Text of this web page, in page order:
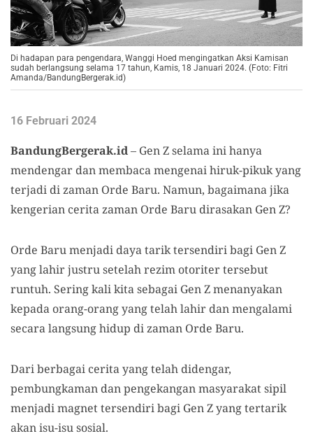
Di hadapan para pengendara, Wanggi Hoed mengingatkan Aksi Kamisan
sudah berlangsung selama 17 tahun, Kamis, 18 Januari 2024. (Foto: Fitri
Amanda/BandungBergerak.id)
16 Februari 2024
BandungBergerak.id– Gen Z selama ini hanya
mendengar dan membaca mengenai hiruk-pikuk yang
terjadi di zaman Orde Baru. Namun, bagaimana jika
kengerian cerita zaman Orde Baru dirasakan Gen Z?
Orde Baru menjadi daya tarik tersendiri bagi Gen Z
yang lahir justru setelah rezim otoriter tersebut
runtuh. Sering kali kita sebagai Gen Z menanyakan
kepada orang-orang yang telah lahir dan mengalami
secara langsung hidup di zaman Orde Baru.
Dari berbagai cerita yang telah didengar,
pembungkaman dan pengekangan masyarakat sipil
menjadi magnet tersendiri bagi Gen Z yang tertarik
akan isu-isu sosial.